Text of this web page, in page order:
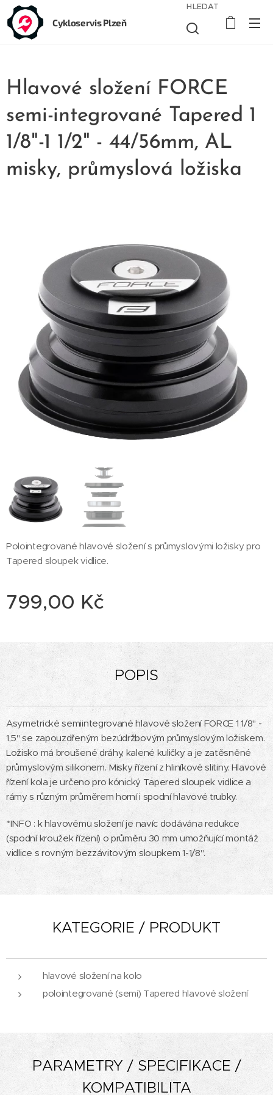
Cykloservis Plzeň
HLEDAT
Hlavové složení FORCE
semi-integrované Tapered 1
1/8"-1 1/2" - 44/56mm, AL
misky, průmyslová ložiska
Polointegrované hlavové složení s průmyslovými ložisky pro
Tapered sloupek vidlice.
799,00 Kč
POPIS
Asymetrické semiintegrované hlavové složení FORCE 1 1/8" -
1,5" se zapouzdřeným bezúdržbovým průmyslovým ložiskem.
Ložisko má broušené dráhy, kalené kuličky a je zatěsněné
průmyslovým silikonem. Misky řízení z hliníkové slitiny. Hlavové
řízení kola je určeno pro kónický Tapered sloupek vidlice a
rámy s různým průměrem horní i spodní hlavové trubky.
*INFO : k hlavovému složení je navíc dodávána redukce
(spodní kroužek řízení) o průměru 30 mm umožňující montáž
vidlice s rovným bezzávitovým sloupkem 1-1/8".
KATEGORIE / PRODUKT
hlavové složení na kolo
polointegrované (semi) Tapered hlavové složení
PARAMETRY / SPECIFIKACE /
KOMPATIBILITA